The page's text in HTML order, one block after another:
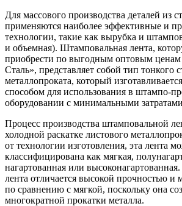
Для массового производства деталей из
применяются наиболее эффективные и
технологии, такие как вырубка и
и объемная). Штамповальная лента,
приобрести по выгодным оптовым
Сталь», представляет собой тип тонкого
металлопроката, который
способом для использования в штампо-
оборудовании с минимальными
Процесс производства штамповальной
холодной раскатке листового
от технологии изготовления, эта лента
классифицирована как мягкая,
нагартованная или
лента отличается высокой прочностью и
по сравнению с мягкой, поскольку она
многократной прокатки металла.